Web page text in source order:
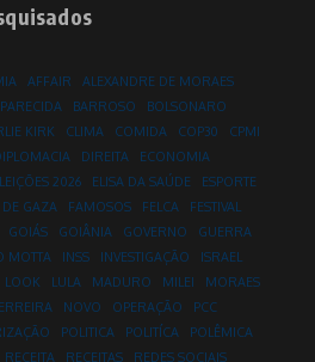
AFFAIR
ALEXANDRE DE MORAES
BARROSO
BOLSONARO
KIRK CLIMA COMIDA COP30
CPMI
DIREITA
ECONOMIA
2026 ELISA DA SAÚDE
ESPORTE
DE GAZA FAMOSOS FELCA
FESTIVAL
GOIÁS GOIÂNIA GOVERNO
GUERRA
MOTTA INSS INVESTIGAÇÃO
ISRAEL
LOOK LULA MADURO MILEI
MORAES
NOVO OPERAÇÃO
PCC
POLITICA POLITÍCA
POLÊMICA
RECEITA RECEITAS
REDES SOCIAIS